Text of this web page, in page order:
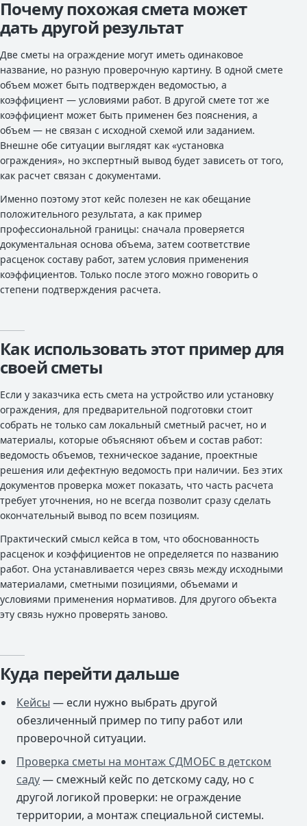
Почему похожая смета может
дать другой результат
Две сметы на ограждение могут иметь одинаковое
название, но разную проверочную картину. В одной смете
объем может быть подтвержден ведомостью, а
коэффициент — условиями работ. В другой смете тот же
коэффициент может быть применен без пояснения, а
объем — не связан с исходной схемой или заданием.
Внешне обе ситуации выглядят как «установка
ограждения», но экспертный вывод будет зависеть от того,
как расчет связан с документами.
Именно поэтому этот кейс полезен не как обещание
положительного результата, а как пример
профессиональной границы: сначала проверяется
документальная основа объема, затем соответствие
расценок составу работ, затем условия применения
коэффициентов. Только после этого можно говорить о
степени подтверждения расчета.
Как использовать этот пример для
своей сметы
Если у заказчика есть смета на устройство или установку
ограждения, для предварительной подготовки стоит
собрать не только сам локальный сметный расчет, но и
материалы, которые объясняют объем и состав работ:
ведомость объемов, техническое задание, проектные
решения или дефектную ведомость при наличии. Без этих
документов проверка может показать, что часть расчета
требует уточнения, но не всегда позволит сразу сделать
окончательный вывод по всем позициям.
Практический смысл кейса в том, что обоснованность
расценок и коэффициентов не определяется по названию
работ. Она устанавливается через связь между исходными
материалами, сметными позициями, объемами и
условиями применения нормативов. Для другого объекта
эту связь нужно проверять заново.
Куда перейти дальше
Кейсы — если нужно выбрать другой
обезличенный пример по типу работ или
проверочной ситуации.
Проверка сметы на монтаж СДМОБС в детском
саду— смежный кейс по детскому саду, но с
другой логикой проверки: не ограждение
территории, а монтаж специальной системы.